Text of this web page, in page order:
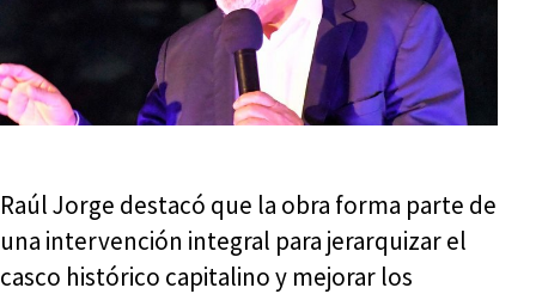
Raúl Jorge destacó que la obra forma parte de
una intervención integral para jerarquizar el
casco histórico capitalino y mejorar los